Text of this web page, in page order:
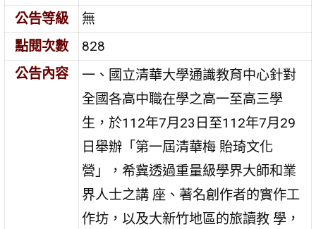
公告等級
無
點閱次數
828
公告內容
一、國立清華大學通識教育中心針對
全國各高中職在學之高一至高三學
生，於112年7月23日至112年7月29
日舉辦「第一屆清華梅 貽琦文化
營」，希冀透過重量級學界大師和業
界人士之講 座、著名創作者的實作工
作坊，以及大新竹地區的旅讀教 學，